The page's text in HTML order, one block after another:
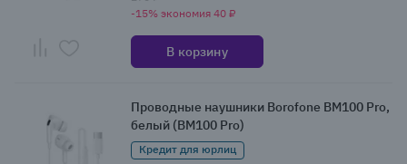
-15% экономия 40 ₽
В корзину
Проводные наушники Borofone BM100 Pro,
белый (BM100 Pro)
Кредит для юрлиц